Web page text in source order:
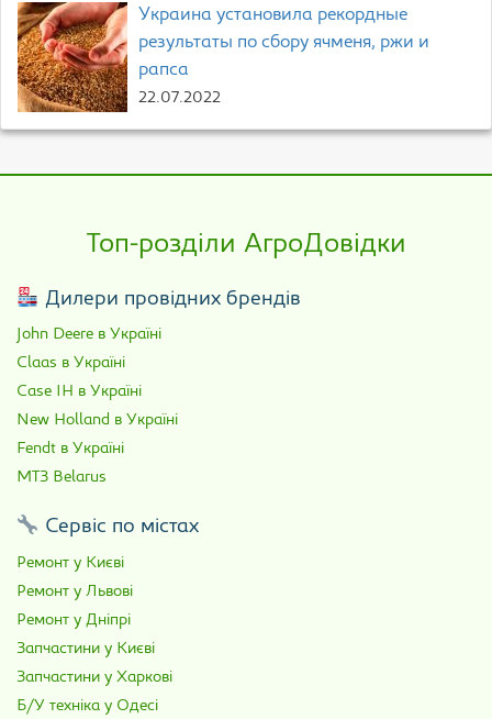
Украина установила рекордные
результаты по сбору ячменя, ржи и
рапса
22.07.2022
Топ-розділи АгроДовідки
Дилери провідних брендів
John Deere в Україні
Claas в Україні
Case IH в Україні
New Holland в Україні
Fendt в Україні
МТЗ Belarus
Сервіс по містах
Ремонт у Києві
Ремонт у Львові
Ремонт у Дніпрі
Запчастини у Києві
Запчастини у Харкові
Б/У техніка у Одесі